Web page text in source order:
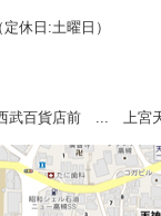
休日:土曜日）
武百貨店前 ... 上宮天